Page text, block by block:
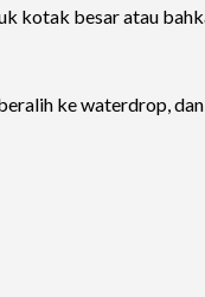
kotak besar atau
ke waterdrop,